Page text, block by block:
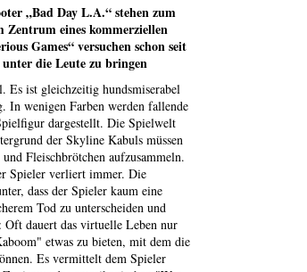
„Bad Day L.A.“ stehen zum
Zentrum eines kommerziellen
Games“ versuchen schon seit
die Leute zu bringen
Es ist gleichzeitig hundsmiserabel
In wenigen Farben werden fallende
dargestellt. Die Spielwelt
der Skyline Kabuls müssen
Fleischbrötchen aufzusammeln.
Spieler verliert immer. Die
dass der Spieler kaum eine
Tod zu unterscheiden und
Oft dauert das virtuelle Leben nur
etwas zu bieten, mit dem die
Es vermittelt dem Spieler